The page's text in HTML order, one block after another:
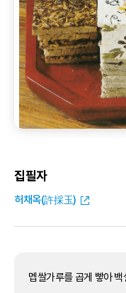
집필자
허채옥(許採玉)
멥쌀가루를 곱게 빻아